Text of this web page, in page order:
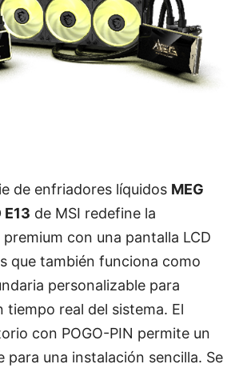
de enfriadores líquidos MEG
E13 de MSI redefine la
con una pantalla LCD
que también funciona como
personalizable para
tiempo real del sistema. El
con POGO-PIN permite un
para una instalación sencilla. Se